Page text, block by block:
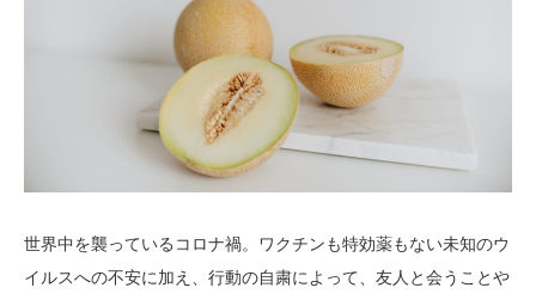
世界中を襲っているコロナ禍。ワクチンも特効薬もない未知のウ
イルスへの不安に加え、行動の自粛によって、友人と会うことや